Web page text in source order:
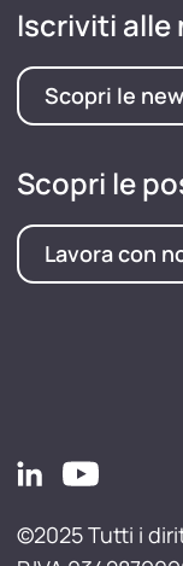
Iscriviti
Scopri le
Scopri le
Lavora con
©2025 Tutti i